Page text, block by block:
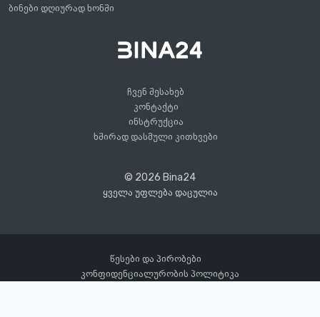
ჩვენ შესახებ
კონტაქტი
ინსტრუქცია
ხშირად დასმული კითხვები
© 2026 Bina24
ყველა უფლება დაცულია
ბინები დღიურად ხონში
წესები და პირობები
კონფიდენციალურობის პოლიტიკა